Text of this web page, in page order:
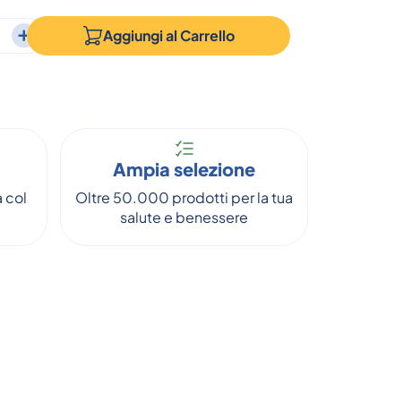
Aggiungi alCarrello
col
Ampia selezione
Oltre 50.000 prodotti per la tua
salute e benessere